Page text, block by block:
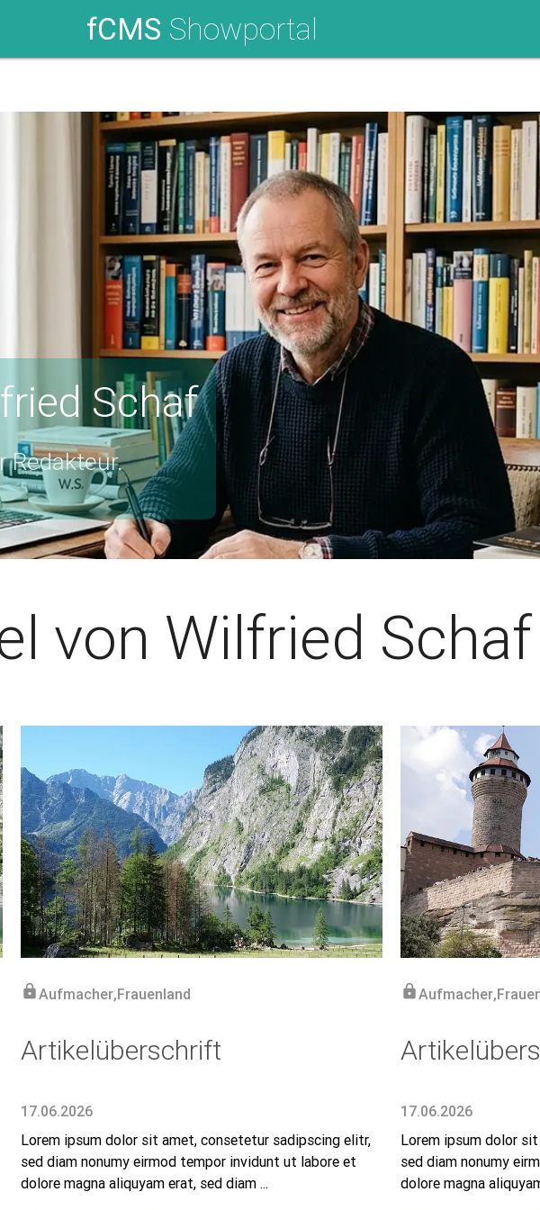
fCMS Showportal
Schaf
Redakteur.
von Wilfried Schaf
lockAufmacher,Frauenland
Artikelüberschrift
17.06.2026
Lorem ipsum dolor sit amet, consetetur sadipscing elitr,
sed diam nonumy eirmod tempor invidunt ut labore et
dolore magna aliquyam erat, sed diam ...
lockAufmacher,
17.06.2026
Lorem ipsum dolor
sed diam nonumy
dolore magna